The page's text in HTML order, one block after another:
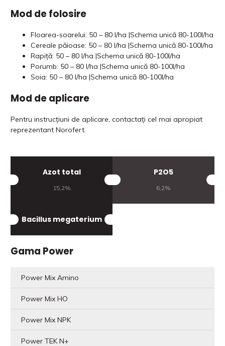
Mod de folosire
Floarea-soarelui: 50 – 80 l/ha |Schema unică 80-100l/ha
Cereale păioase: 50 – 80 l/ha |Schema unică 80-100l/ha
Rapiță: 50 – 80 l/ha |Schema unică 80-100l/ha
Porumb: 50 – 80 l/ha |Schema unică 80-100l/ha
Soia: 50 – 80 l/ha |Schema unică 80-100l/ha
Mod de aplicare
Pentru instrucțiuni de aplicare, contactați cel mai apropiat
reprezentant Norofert.
Azot total
15,2%
P2O5
6,2%
Bacillus megaterium
Gama Power
Power Mix Amino
Power Mix HO
Power Mix NPK
Power TEK N+